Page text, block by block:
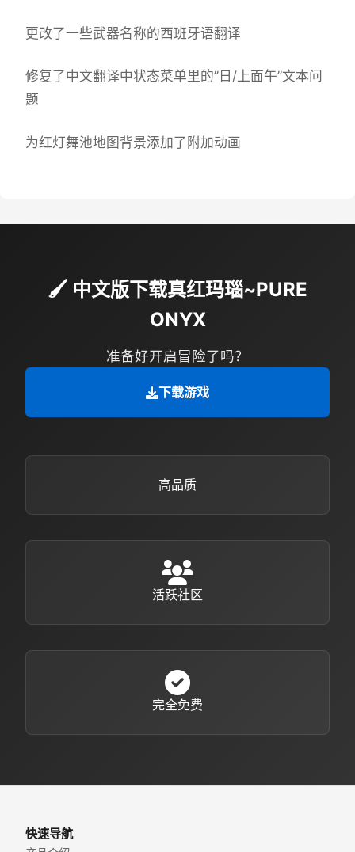
更改了一些武器名称的西班牙语翻译
修复了中文翻译中状态菜单里的”日/上面午”文本问
题
为红灯舞池地图背景添加了附加动画
🖌️ 中文版下载真红玛瑙~PURE
ONYX
准备好开启冒险了吗？
下载游戏
高品质
活跃社区
完全免费
快速导航